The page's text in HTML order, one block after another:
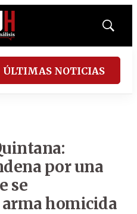
Mostrar
ÚLTIMAS NOTICIAS
por una
se
homicida